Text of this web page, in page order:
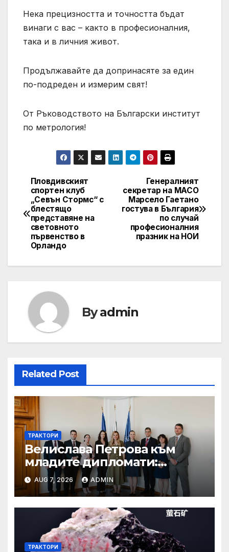
Нека прецизността и точността бъдат
винаги с вас – както в професионалния,
така и в личния живот.
Продължавайте да допринасяте за един
по-подреден и измерим свят!
От Ръководството на Български институт
по метрология!
Post
navigation
Генералният
секретар на МАСО
Марсело Гаетано
гостува в България
по случай
професионалния
празник на НОИ
Пловдивският
спортен клуб
„Севън Стормс“ с
блестящо
представяне на
световното
първенство в
Орландо
Byadmin
Related Post
ТРАКТОРИ
Велислава Петрова към
младите дипломати:
Бъдете смели, уверени и
винаги отстоявайте
интересите на България
AUG 7, 2026 ADMIN
ТРАКТОРИ